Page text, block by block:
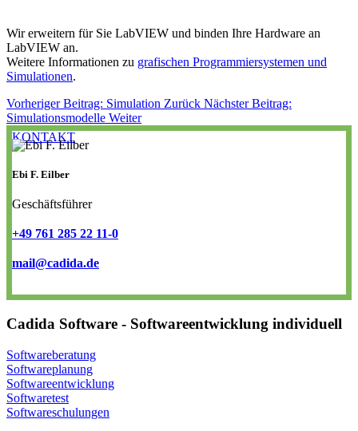
Wir erweitern für Sie LabVIEW und binden Ihre Hardware an
LabVIEW an.
Weitere Informationen zu grafischen Programmiersystemen und
Simulationen.
Vorheriger Beitrag: Simulation Zurück Nächster Beitrag:
Simulationsmodelle Weiter
KONTAKT
Ebi F. Eilber
Geschäftsführer
+49 761 285 22 11-0
mail@cadida.de
Cadida Software - Softwareentwicklung individuell
Softwareberatung
Softwareplanung
Softwareentwicklung
Softwaretest
Softwareschulungen